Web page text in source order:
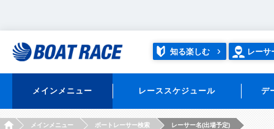
知る楽しむ レーサ
メインメニュー レーススケジュール デ
HOMEメインメニュー ボートレーサー検索 レーサー名(出場予定)